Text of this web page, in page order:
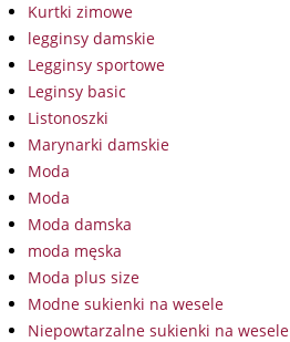
Kurtki zimowe
legginsy damskie
Legginsy sportowe
Leginsy basic
Listonoszki
Marynarki damskie
Moda
Moda
Moda damska
moda męska
Moda plus size
Modne sukienki na wesele
Niepowtarzalne sukienki na wesele